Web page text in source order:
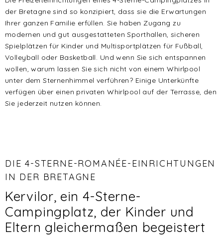
der Bretagne sind so konzipiert, dass sie die Erwartungen
Ihrer ganzen Familie erfüllen. Sie haben Zugang zu
modernen und gut ausgestatteten Sporthallen, sicheren
Spielplätzen für Kinder und Multisportplätzen für Fußball,
Volleyball oder Basketball. Und wenn Sie sich entspannen
wollen, warum lassen Sie sich nicht von einem Whirlpool
unter dem Sternenhimmel verführen? Einige Unterkünfte
verfügen über einen privaten Whirlpool auf der Terrasse, den
Sie jederzeit nutzen können.
DIE 4-STERNE-ROMANÉE-EINRICHTUNGEN
IN DER BRETAGNE
Kervilor, ein 4-Sterne-
Campingplatz, der Kinder und
Eltern gleichermaßen begeistert